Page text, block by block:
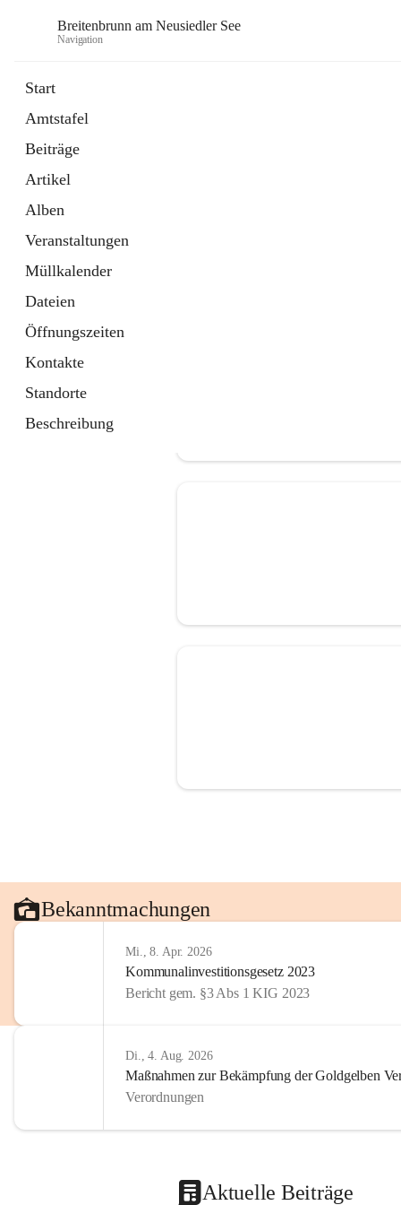
Breitenbrunn am Neusiedler See
Navigation
Start
Amtstafel
Beiträge
Artikel
Alben
Veranstaltungen
Müllkalender
Dateien
Öffnungszeiten
Kontakte
Standorte
Beschreibung
Bekanntmachungen
Mi., 8. Apr. 2026
Kommunalinvestitionsgesetz 2023
Bericht gem. §3 Abs 1 KIG 2023
Di., 4. Aug. 2026
Maßnahmen zur Bekämpfung der Goldgelben
Verordnungen
Aktuelle Beiträge